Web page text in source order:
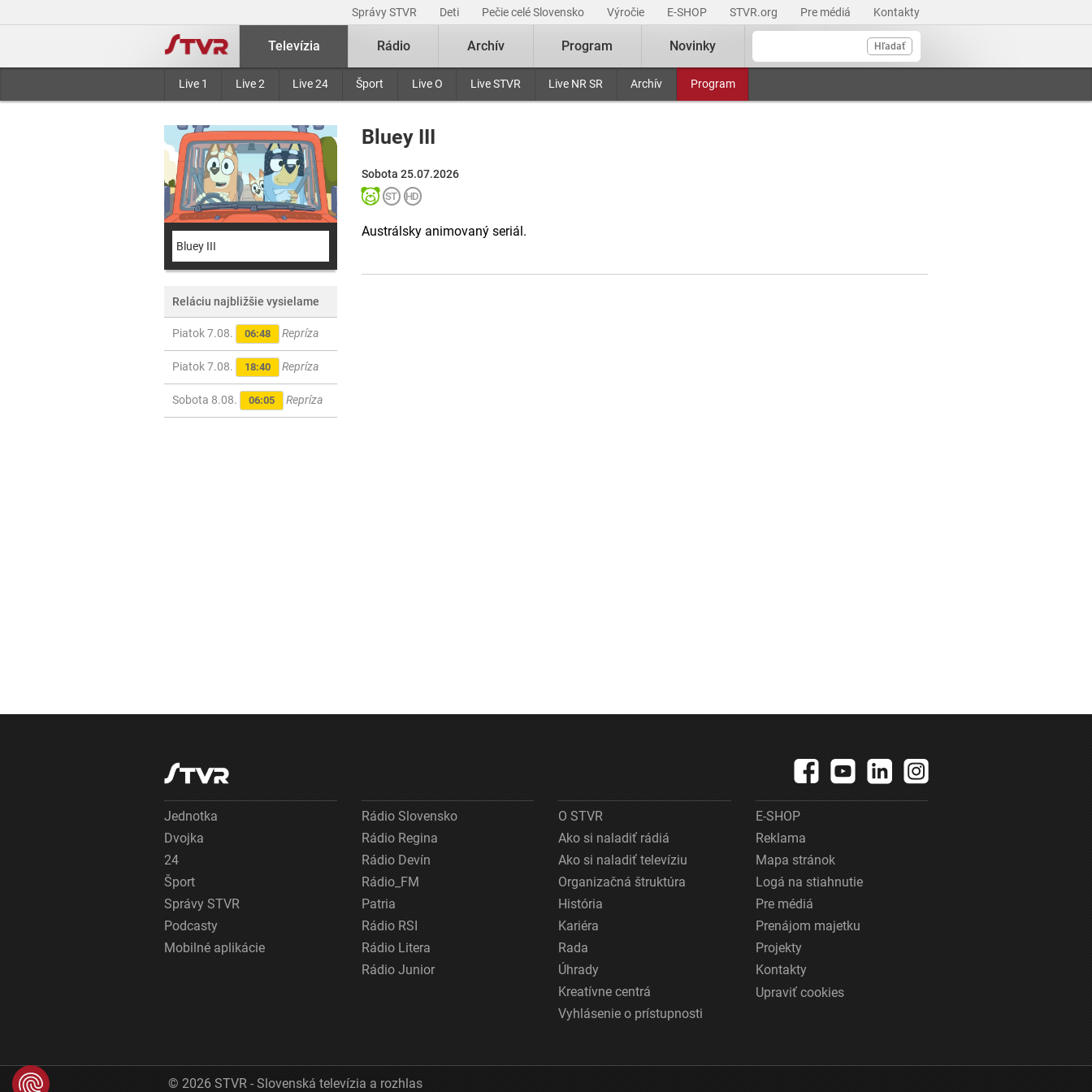
Správy STVR Deti Pečie celé Slovensko Výročie E-SHOP STVR.org Pre médiá Kontakty
Hľadať
Televízia
Live 1 Live 2 Live 24 Šport Live O Live STVR Live NR SR Archív Program
Rádio Archív Program Novinky
Bluey III
Reláciu najbližšie vysielame
Piatok 7.08. 06:48 Repríza
Piatok 7.08. 18:40 Repríza
Sobota 8.08. 06:05 Repríza
Bluey III
Sobota 25.07.2026
Austrálsky animovaný seriál.
Jednotka
Dvojka
24
Šport
Správy STVR
Podcasty
Mobilné aplikácie
Rádio Slovensko
Rádio Regina
Rádio Devín
Rádio_FM
Patria
Rádio RSI
Rádio Litera
Rádio Junior
O STVR
Ako si naladiť rádiá
Ako si naladiť televíziu
Organizačná štruktúra
História
Kariéra
Rada
Úhrady
Kreatívne centrá
Vyhlásenie o prístupnosti
E-SHOP
Reklama
Mapa stránok
Logá na stiahnutie
Pre médiá
Prenájom majetku
Projekty
Kontakty
Upraviť cookies
© 2026 STVR - Slovenská televízia a rozhlas